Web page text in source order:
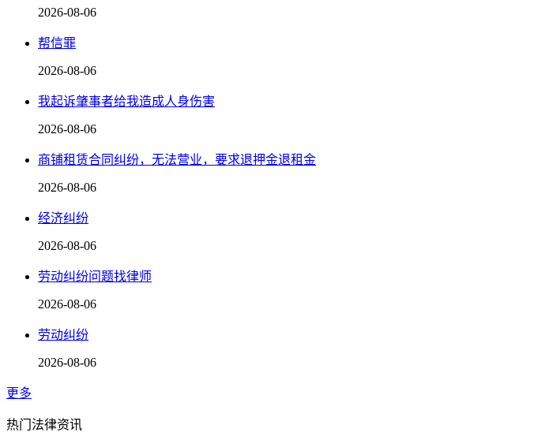
2026-08-06
帮信罪
2026-08-06
我起诉肇事者给我造成人身伤害
2026-08-06
商铺租赁合同纠纷，无法营业，要求退押金退租金
2026-08-06
经济纠纷
2026-08-06
劳动纠纷问题找律师
2026-08-06
劳动纠纷
2026-08-06
更多
热门法律资讯